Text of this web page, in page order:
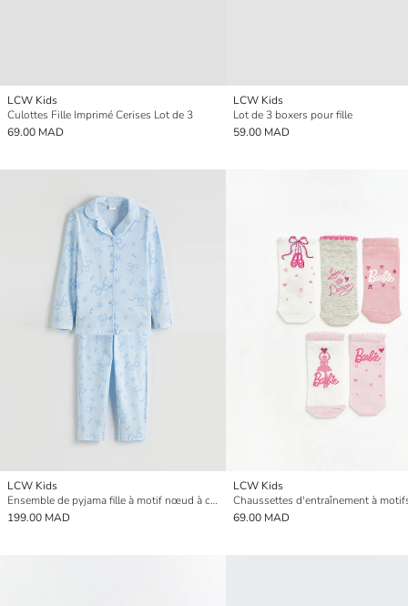
LCW Kids
Culottes Fille Imprimé Cerises Lot de 3
69.00 MAD
LCW Kids
Lot de 3 boxers pour fille
59.00 MAD
LCW Kids
Ensemble de pyjama fille à motif nœud à col chemise
199.00 MAD
LCW Kids
69.00 MAD